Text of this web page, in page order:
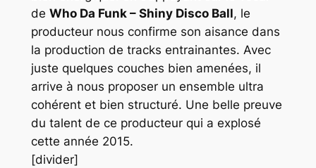
de Who Da Funk – Shiny Disco Ball, le
producteur nous confirme son aisance dans
la production de tracks entrainantes. Avec
juste quelques couches bien amenées, il
arrive à nous proposer un ensemble ultra
cohérent et bien structuré. Une belle preuve
du talent de ce producteur qui a explosé
cette année 2015.
[divider]